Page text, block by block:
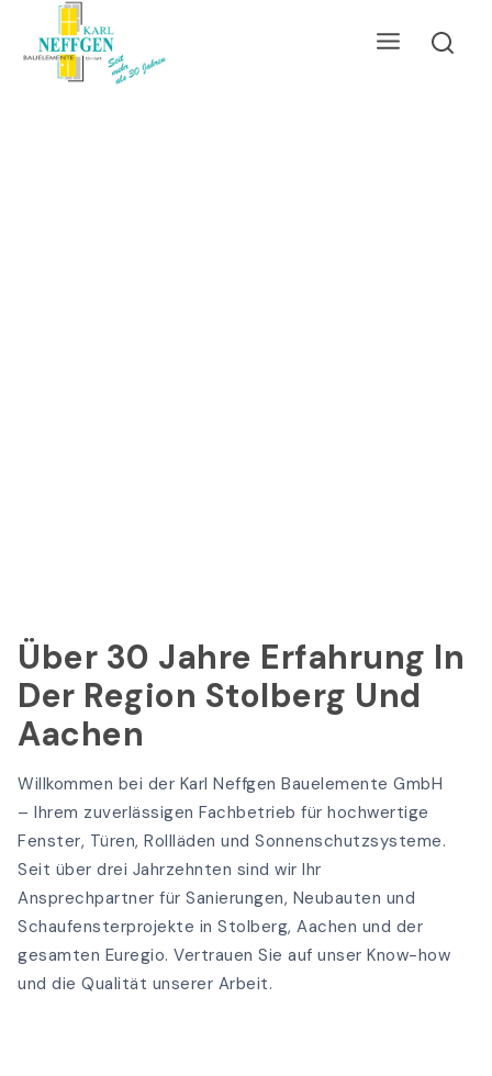
Über 30 Jahre Erfahrung In
Der Region Stolberg Und
Aachen
Willkommen bei der Karl Neffgen Bauelemente GmbH
– Ihrem zuverlässigen Fachbetrieb für hochwertige
Fenster, Türen, Rollläden und Sonnenschutzsysteme.
Seit über drei Jahrzehnten sind wir Ihr
Ansprechpartner für Sanierungen, Neubauten und
Schaufensterprojekte in Stolberg, Aachen und der
gesamten Euregio. Vertrauen Sie auf unser Know-how
und die Qualität unserer Arbeit.